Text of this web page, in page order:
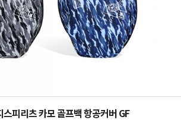
피리츠 카모 골프백 항공커버 GF